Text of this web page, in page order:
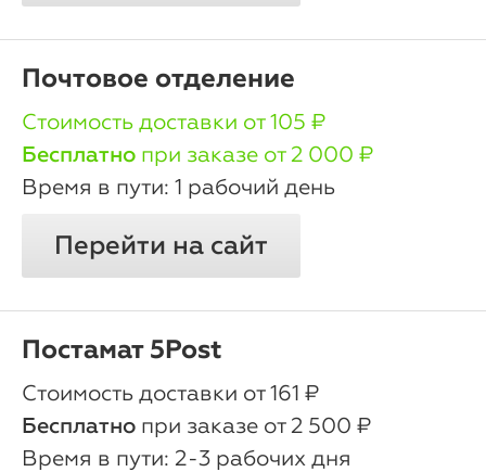
Почтовое отделение
oт 105 ₽
Бесплатно при заказе от 2 000 ₽
1 рабочий день
Перейти на сайт
Постамат 5Post
oт 161 ₽
Бесплатно при заказе от 2 500 ₽
2-3 рабочих дня